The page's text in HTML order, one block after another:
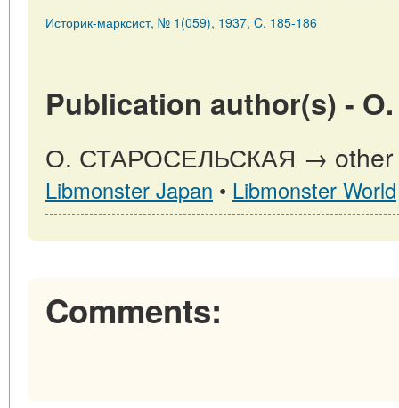
Историк-марксист, № 1(059), 1937, C. 185-186
Publication author(s) -
О. СТАРОСЕЛЬСКАЯ → other
Libmonster Japan • Libmonster World
Comments: